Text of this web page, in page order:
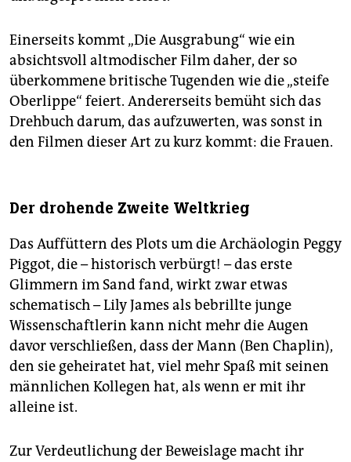
Einerseits kommt „Die Ausgrabung“ wie ein
absichtsvoll altmodischer Film daher, der so
überkommene britische Tugenden wie die „steife
Oberlippe“ feiert. Andererseits bemüht sich das
Drehbuch darum, das aufzuwerten, was sonst in
den Filmen dieser Art zu kurz kommt: die Frauen.
Der drohende Zweite Weltkrieg
Das Auffüttern des Plots um die Archäologin Peggy
Piggot, die – historisch verbürgt! – das erste
Glimmern im Sand fand, wirkt zwar etwas
schematisch – Lily James als bebrillte junge
Wissenschaftlerin kann nicht mehr die Augen
davor verschließen, dass der Mann (Ben Chaplin),
den sie geheiratet hat, viel mehr Spaß mit seinen
männlichen Kollegen hat, als wenn er mit ihr
alleine ist.
Zur Verdeutlichung der Beweislage macht ihr